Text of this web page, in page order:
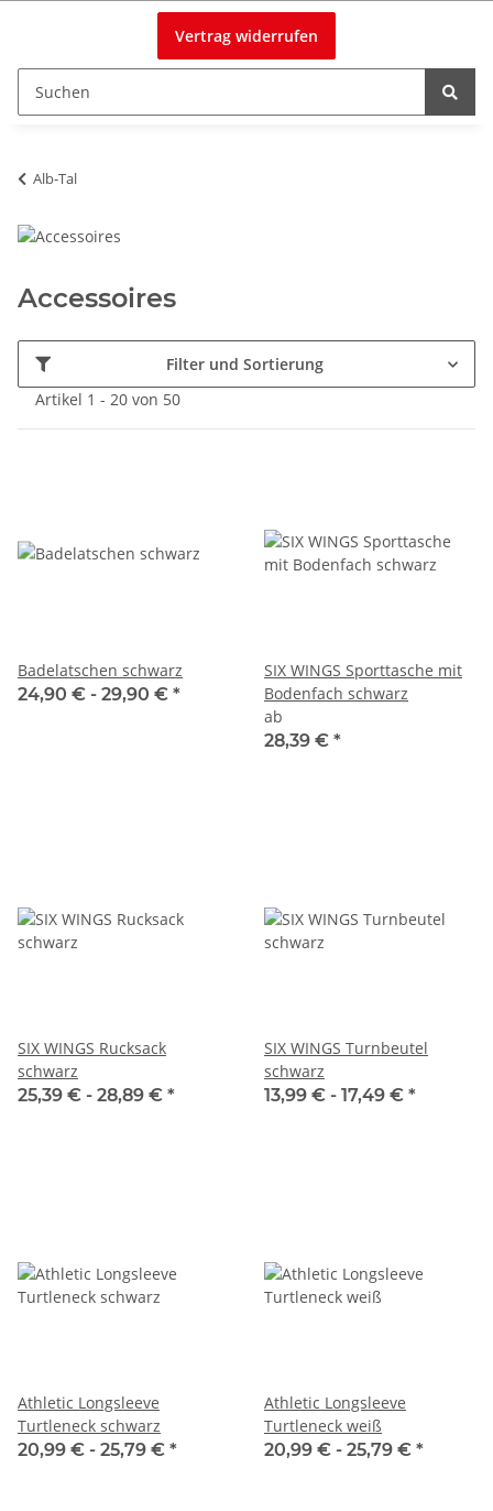
Vertrag widerrufen
Alb-Tal
Accessoires
Filter und Sortierung
Artikel 1 - 20 von 50
Badelatschen schwarz
24,90 € - 29,90 € *
SIX WINGS Sporttasche mit
Bodenfach schwarz
ab
28,39 € *
SIX WINGS Rucksack
schwarz
25,39 € - 28,89 € *
SIX WINGS Turnbeutel
schwarz
13,99 € - 17,49 € *
Athletic Longsleeve
Turtleneck schwarz
20,99 € - 25,79 € *
Athletic Longsleeve
Turtleneck weiß
20,99 € - 25,79 € *